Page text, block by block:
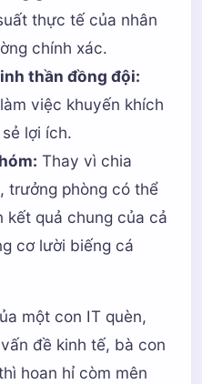
thực tế của nhân
chính xác.
thần đồng đội:
việc khuyến khích
lợi ích.
Thay vì chia
trưởng phòng có thể
kết quả chung của cả
cơ lười biếng cá
một con IT quèn,
đề kinh tế, bà con
hoan hỉ còm mên